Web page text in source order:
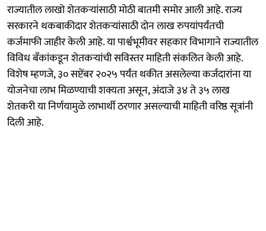
राज्यातील लाखो शेतकऱ्यांसाठी मोठी बातमी समोर आली आहे. राज्य
सरकारने थकबाकीदार शेतकऱ्यांसाठी दोन लाख रुपयांपर्यंतची
कर्जमाफी जाहीर केली आहे. या पार्श्वभूमीवर सहकार विभागाने राज्यातील
विविध बँकांकडून शेतकऱ्यांची सविस्तर माहिती संकलित केली आहे.
विशेष म्हणजे, ३० सप्टेंबर २०२५ पर्यंत थकीत असलेल्या कर्जदारांना या
योजनेचा लाभ मिळण्याची शक्यता असून, अंदाजे ३४ ते ३५ लाख
शेतकरी या निर्णयामुळे लाभार्थी ठरणार असल्याची माहिती वरिष्ठ सूत्रांनी
दिली आहे.